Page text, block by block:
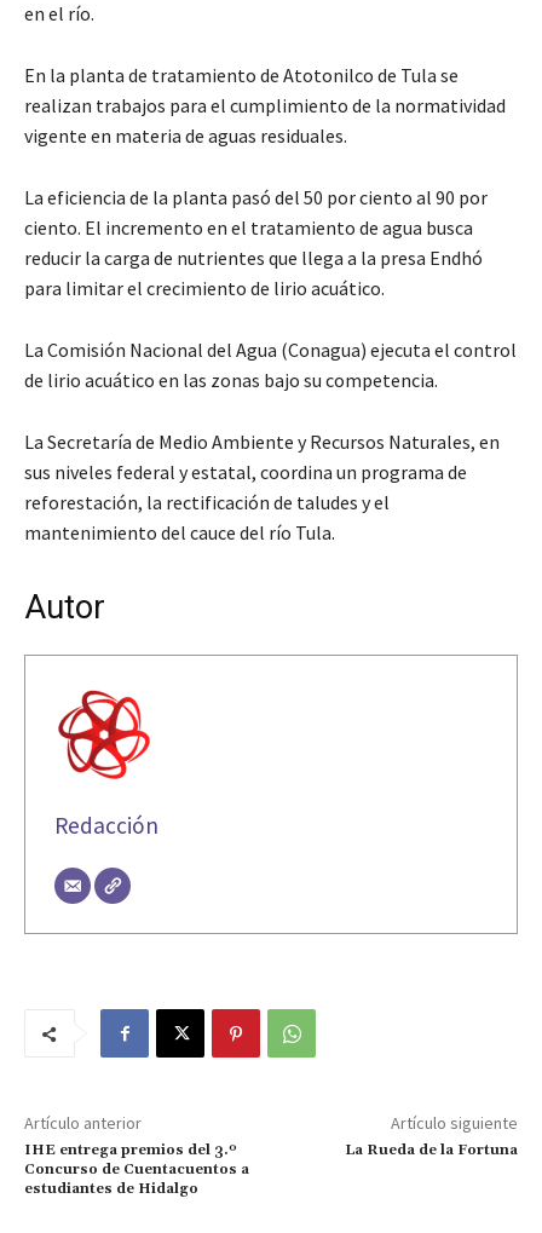
en el río.
En la planta de tratamiento de Atotonilco de Tula se
realizan trabajos para el cumplimiento de la normatividad
vigente en materia de aguas residuales.
La eficiencia de la planta pasó del 50 por ciento al 90 por
ciento. El incremento en el tratamiento de agua busca
reducir la carga de nutrientes que llega a la presa Endhó
para limitar el crecimiento de lirio acuático.
La Comisión Nacional del Agua (Conagua) ejecuta el control
de lirio acuático en las zonas bajo su competencia.
La Secretaría de Medio Ambiente y Recursos Naturales, en
sus niveles federal y estatal, coordina un programa de
reforestación, la rectificación de taludes y el
mantenimiento del cauce del río Tula.
Autor
Redacción
Artículo anterior
IHE entrega premios del 3.º
Concurso de Cuentacuentos a
estudiantes de Hidalgo
Artículo siguiente
La Rueda de la Fortuna